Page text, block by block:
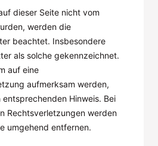
dieser Seite nicht vom
werden die
beachtet. Insbesondere
als solche gekennzeichnet.
auf eine
aufmerksam werden,
Hinweis. Bei
Rechtsverletzungen werden
umgehend entfernen.